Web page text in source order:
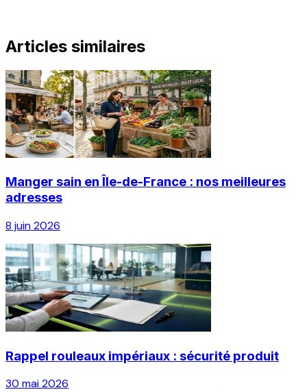
Articles similaires
Manger sain en Île-de-France : nos meilleures
adresses
8 juin 2026
Rappel rouleaux impériaux : sécurité produit
30 mai 2026